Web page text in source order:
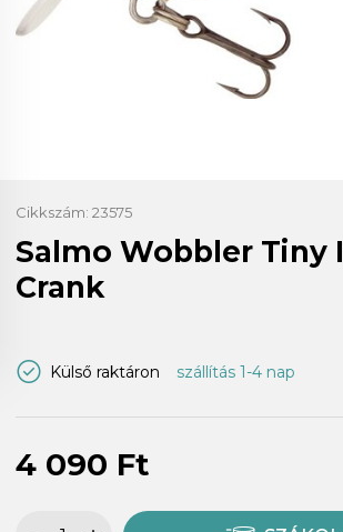
Cikkszám: 23575
Salmo Wobbler Tiny
Crank
Külső raktáron szállítás 1-4 nap
4 090 Ft